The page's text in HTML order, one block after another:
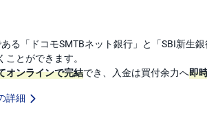
る「ドコモSMTBネット銀行」と「SBI新生
とができます。
オンラインで完結でき、入金は買付余力へ即
詳細